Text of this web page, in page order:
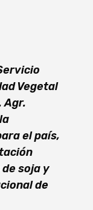
Vegetal
Agr.
el país,
soja y
de